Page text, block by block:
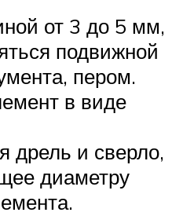
от 3 до 5 мм,
подвижной
пером.
в виде
дрель и сверло,
диаметру